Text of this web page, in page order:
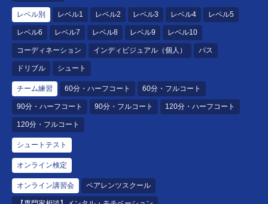
レベル別 レベル1 レベル2 レベル3 レベル4 レベル5
レベル6 レベル7 レベル8 レベル9 レベル10
コーディネーション インディビジュアル（個人） パス
ドリブル シュート
チーム練習 60分・ハーフコート 60分・フルコート
90分・ハーフコート 90分・フルコート 120分・ハーフコート
120分・フルコート
シュートテスト
オンライン検定
オンライン講習会 ペアレンツスクール